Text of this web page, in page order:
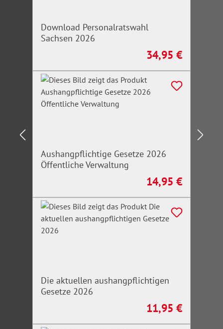
Download Personalratswahl
Sachsen 2026
Regulärer Preis:
34,95 €
Aushangpflichtige Gesetze 2026
Öffentliche Verwaltung
Regulärer Preis:
14,95 €
Die aktuellen aushangpflichtigen
Gesetze 2026
Regulärer Preis:
11,95 €